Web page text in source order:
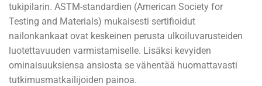
tukipilarin. ASTM-standardien (American Society for
Testing and Materials) mukaisesti sertifioidut
nailonkankaat ovat keskeinen perusta ulkoiluvarusteiden
luotettavuuden varmistamiselle. Lisäksi kevyiden
ominaisuuksiensa ansiosta se vähentää huomattavasti
tutkimusmatkailijoiden painoa.